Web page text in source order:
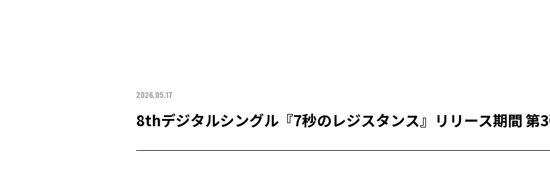
2026.05.17
8thデジタルシングル『7秒のレジスタンス』リリース期間 第